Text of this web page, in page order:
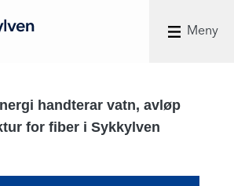
Meny
handterar vatn, avløp
for fiber i Sykkylven